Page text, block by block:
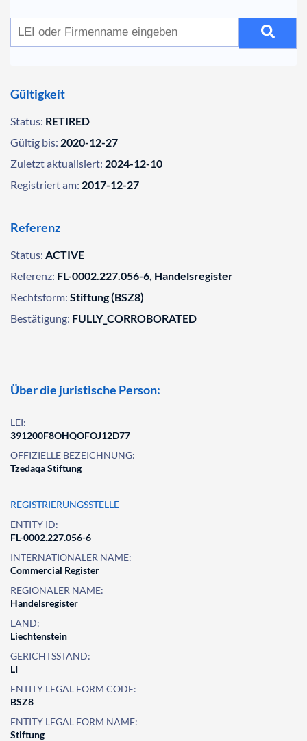
Gültigkeit
Status: RETIRED
Gültig bis: 2020-12-27
Zuletzt aktualisiert: 2024-12-10
Registriert am: 2017-12-27
Referenz
Status: ACTIVE
Referenz: FL-0002.227.056-6, Handelsregister
Rechtsform: Stiftung (BSZ8)
Bestätigung: FULLY_CORROBORATED
Über die juristische Person:
LEI:
391200F8OHQOFOJ12D77
OFFIZIELLE BEZEICHNUNG:
Tzedaqa Stiftung
REGISTRIERUNGSSTELLE
ENTITY ID:
FL-0002.227.056-6
INTERNATIONALER NAME:
Commercial Register
REGIONALER NAME:
Handelsregister
LAND:
Liechtenstein
GERICHTSSTAND:
LI
ENTITY LEGAL FORM CODE:
BSZ8
ENTITY LEGAL FORM NAME:
Stiftung